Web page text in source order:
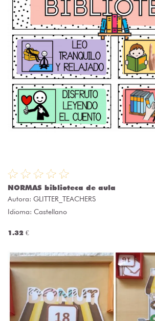
NORMAS biblioteca de aula
Autora: GLITTER_TEACHERS
Idioma: Castellano
1.32 €